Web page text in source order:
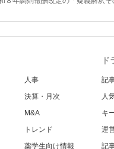
人事
決算・月次
M&A
トレンド
薬学生向け情報
記
人
キ
運
記